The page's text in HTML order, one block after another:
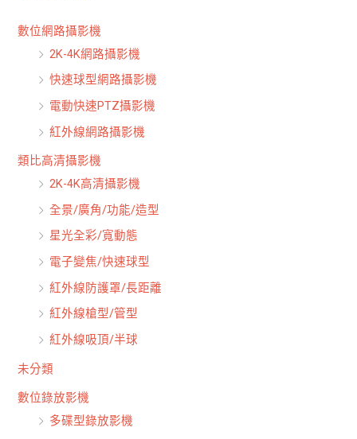
數位網路攝影機
2K-4K網路攝影機
快速球型網路攝影機
電動快速PTZ攝影機
紅外線網路攝影機
類比高清攝影機
2K-4K高清攝影機
全景/廣角/功能/造型
星光全彩/寬動態
電子變焦/快速球型
紅外線防護罩/長距離
紅外線槍型/管型
紅外線吸頂/半球
未分類
數位錄放影機
多碟型錄放影機